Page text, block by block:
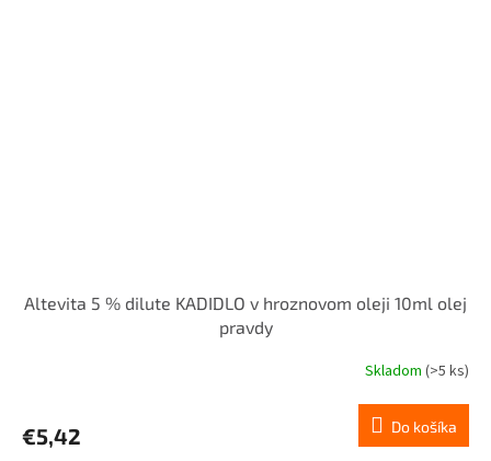
Altevita 5 % dilute KADIDLO v hroznovom oleji 10ml olej
pravdy
Skladom (>5 ks)
€5,42 Do košíka